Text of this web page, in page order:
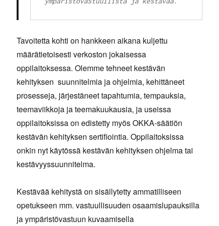
Tavoitetta kohti on hankkeen aikana kuljettu
määrätietoisesti verkoston jokaisessa
oppilaitoksessa. Olemme tehneet kestävän
kehityksen suunnitelmia ja ohjelmia, kehittäneet
prosesseja, järjestäneet tapahtumia, tempauksia,
teemaviikkoja ja teemakuukausia, ja useissa
oppilaitoksissa on edistetty myös OKKA-säätiön
kestävän kehityksen sertifiointia. Oppilaitoksissa
onkin nyt käytössä kestävän kehityksen ohjelma tai
kestävyyssuunnitelma.
Kestävää kehitystä on sisällytetty ammatilliseen
opetukseen mm. vastuullisuuden osaamislupauksilla
ja ympäristövastuun kuvaamisella